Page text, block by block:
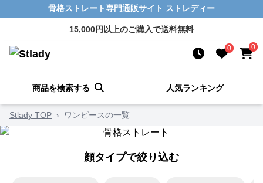
骨格ストレート専門通販サイト ストレディー
15,000円以上のご購入で送料無料
0 0
商品を検索する 人気ランキング
Stlady TOP › ワンピースの一覧
顔タイプで絞り込む